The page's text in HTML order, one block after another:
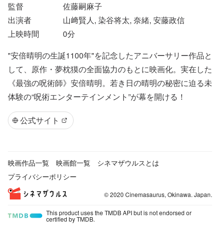
監督
佐藤嗣麻子
出演者
山﨑賢人, 染谷将太, 奈緒, 安藤政信
上映時間
0分
"安倍晴明の生誕1100年"を記念したアニバーサリー作品と
して、原作・夢枕獏の全面協力のもとに映画化。実在した
《最強の呪術師》安倍晴明。若き日の晴明の秘密に迫る未
体験の“呪術エンターテインメント”が幕を開ける！
公式サイト
映画作品一覧 映画館一覧
シネマザウルスとは
プライバシーポリシー
© 2020 Cinemasaurus, Okinawa. Japan.
This product uses the TMDB API but is not endorsed or
certified by TMDB.